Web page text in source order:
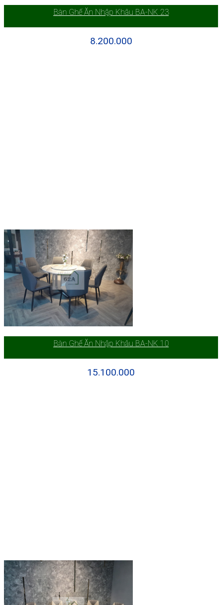
Bàn Ghế Ăn Nhập Khâu BA-NK 23
8.200.000
Bàn Ghế Ăn Nhập Khâu BA-NK 10
15.100.000